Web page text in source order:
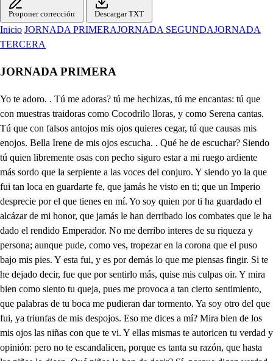
Proponer corrección Descargar TXT
Inicio JORNADA PRIMERAJORNADA SEGUNDAJORNADA
TERCERA
JORNADA PRIMERA
Yo te adoro. . Tú me adoras? tú me hechizas, tú me encantas: tú que con muestras traidoras como Cocodrilo lloras, y como Serena cantas. Tú que con falsos antojos mis ojos quieres cegar, tú que causas mis enojos. Bella Irene de mis ojos escucha. . Qué he de escuchar? Siendo tú quien libremente osas con pecho siguro estar a mi ruego ardiente más sordo que la serpiente a las voces del conjuro. Y siendo yo la que fui tan loca en guardarte fe, que jamás he visto en ti; que un Imperio desprecie por el que tienes en mí. Yo soy quien por ti ha guardado el alcázar de mi honor, que jamás le han derribado los combates que le ha dado el rendido Emperador. No me derribo interes de su riqueza y persona; aunque pude, como ves, tropezar en la corona que el puso bajo mis pies. Y esta fui, y es por demás lo que me piensas fingir. Si te he dejado decir, fue que por sentirlo más, quise mis culpas oir. Y mira bien como siento tu queja, pues me provoca a tan cierto sentimiento, que palabras de tu boca me pudieran dar tormento. Ya soy otro del que fui, ya triunfas de mis despojos. Eso me dices a mí? Mira bien de los mis ojos las niñas con que te vi. Y ellas mismas te autoricen tu verdad y opinión: pero no te escandalicen, porque es tanta su razón, que hasta las niñas lo dicen, Qué niñas lo han de decir? Sí, porque digan verdad. Ay como sabes fingir: Pon duda en mi voluntad, si quieres verme morir. Creerme puedes. . Podré, por el extremo en que vengo que pues el creer es fe? yo que más que todas tengo; mas que todos creere. Al fin te creo; movida del fuego que me deshace. Pues muéstrate agradecida, y al amor que ahora nace, dale en tu pecho acogida. Que si quieres ver crecido este amor que satisfecho tiene tu pecho rendido, es bien que le des el pecho, a un amor recien nacido. Soy muy contenta, que fío que yo le daré valor. De ti lo fío. . Y yo fío, que será firme tu amor, si yo en mi pecho le crío. Criale, pero ha de ser tan secreto y de tal suerte que nadie lo pueda ver: porque no me de la muerte el que lo desea ser. Que es amante y es esquivo: y guardarme bien querría pues soy por tu causa vivo, no la vida que tenía, mas la que ahora recibo. Finge con el de manera que le engañes. . No sabre: porque si fingir supiera, cuando fue falsa tu fe, que te aborrecí fingiera. Bien sabrás. . De tus intentos podré ensayada saber. Mal pagas mis pensamientos. No es maestro de querer el que ensaya fingimientos. Pero ya yo estoy rendida, que por tu bien lo he de hacer: que para ser yo fingida, por fuerza fue menester que tu arriscases la vida. Dios te guarde. . Ya te vas? Por no ser vista me voy. Cuándo a verme volverás? Presto. . Adiós. . Tu alma soy. Vete, y no vuelvas jamás. Que tu presencia maldigo, pagaré con gusto nuevo quedando a solas conmigo a Rosaura, que le debo todo cuanto hable contigo. Ay mi Rosaura, cuan mal me pagas el mucho amor, y el ser por serte leal, a todo el mundo traidor. Mauricio. . Señor. . Es tal Lo que vengo a padecer, que hoy pierdo todo mi bien. Que tu bien has de perder? Hoy con perder mi mujer, pierdo mi estado también. Hoy seré desposeido de este imperio que he gozado por ser de Irene marido, hoy de un hijo que he engendrado tengo de ser preferido. Hoy Mauricio mío tienes de ver postrar mi persona, hoy usurpando mis bienes verás quitar la corona de mis ya caducas sienes. Cese señor tu cuidado: no es tu hijo? que estas triste? Hoy abatiendo mi estado de la gloria en que me viste tienes de verme privado. Hoy este cierzo prolijo de mi edad fenece. . Mira que es tu hijo. . No corrijo por eso el mal, que la ira crece más por ser mi hijo. Y a sí con rabia cruel crece el coraje profundo, pues el con obras de infiel al que le puso en el mundo, le quita el imperio de él. El trastornando la rueda atropella mi persona: él me vence, pues me queda en su mano mi corona: él me mata, pues me hereda. Y pues muero, con razón mi corazón aborrece el nombre suyo. . O casión oportuna se me; ofrece para entablar mi traición. Quiero incitarle: tuviera ese tormento prolijo un remedio, si no fuera. Que si no fuera? . Tu hijo. Qué remedio? . Que muriera. Qué importa que muera? . Advierte que es tu sangre . No me alteres, dale a mi cuenta la muerte. Vertere su sangre? . Vierte. Harelo, pues tú lo quieres. Que en procurar tu accidente haré como el cirujano que la roja sangre ardiente saca del cuerpo mal sano con voluntad del doliente. Morira sin duda. . Entiende que de ti mi reino empieza, dale muerte a quien me ofende, corta amigo la cabeza que mi corona pretende. Con este brazo robusto como víctima reciente, sacrificare aunque injusto ese cordero inocente al ídolo de tu gusto. Aunque culpado es también. Di en lo que esta? . En querer bien a Irene. . Qués lo que siento? a Irene. . En todo le miento. Sí. . Cuán grande es mi desdén: Tú le has visto? . A mi pesar vídelo bien claramente, por eso en este lugar su traición quise contar, que en favor te es al presente. Porque viendo su traición, tendrá la tuya en los cielos menos culpa y más razón: y será ambición y celos lo que solo fue ambición. Pues amigo León muera, que yo por su nombre entiendo que en su tierna edad primera su fiereza conociendo le dieron nombre de fiera. Y aunque tu valor y brío le de muerte en esta guerra, no entierre su cuerpo frío: porque aún palmo de tierra no tenga en el reino mío. No le fies de esa suerte a las aguas arrojando su cuerpo robusto y fuerte, porque el agua murmurando no murmure de su muerte. Ni por hacerme amistad, su cuerpo pienses arder en fuego de enemistad; porque no vuelve a nacer otro fénix de maldad. Antes viendo a lo que viene, que lo esparzas por el viento hecho piezas me conviene: para que cada elemento cobre de él lo que del tiene. Vencer con maña sus manas del fiero Nerón espero escurecer las hazanas; con dar a este hijo fiero sepultura en mis entrañas. Tendrá con esto el cruel más honra quel me procura: pues le doy aunque es infiel de mármol la sepultura, pues yo lo soy para el. Que como lo quiero ver honrado en la muerte solo, un sepulcro le he de hacer más rico quel mauseolo porque yo lo pienso ser. Qué a Irene adorando esta? Y temo que ella le quiere con tan grande extremo ya, que si el príncipe no muere, nunca Irene te querra. Muera el falso. . Aunque te llame todo el Imperio tirano, su sangre es bien que derrame tu valor. . Con esta mano daré la muerte al infame. Mas vamos, que ya es razón darle el ceptro, y esperemos para su muerte ocasión. Vamos, que ocasión tendremos: que al mal no falta ocasión. No me merezco llamar hijo del Águila Griega, pues tu sol puedo mirar. Antes sí, pues no te ciega: que así se suele provar. Pues hijo de Águila es aquel que con vista clara mira el sol que alumbrar ves Sí, mas el sol de tu cara se ha de provar al reves. Que quien viendo tu belleza, al momento no ha cegado, no es Águila que ha volado a contemplar tu grandeza. De cuenta me has alcanzado. Tuya soy. . Rosaura mía. Mi bien. . Mi gloria. . Mi velo, Mi regalo. . Mi alegría. Tu presencia es el consuelo que consultarme podría. Pues si son, porque a amor plugo, tus consuelos mis despojos cómo duran tus enojos? si soy Sol, como no enjugo las lágrimas de tus ojos? El pesar viene medido Con el bien que te ha faltado, mira lo que haurás sentido, que harto es lo que has llorado, pues una madre has perdido. El pesar que yo sentí, tú le haurás sabido ya: que mi cuerpo llora en mí, y mi alma llora en ti, pues que dentro el pecho esta. Mira si mi desconsuelo merece ser preferido al mayor pesar del suelo, pues que llorar ha podido un alma que está en tu cielo. Mas ya con licencia tuya me consuelo. . Oh ciego dios con glorias suyas destruya tu pesar ques de los dos, pues tú eres mío, yo tuya. Príncipe. . Irene. . No ves que te esperan para dar la corona que después con tu gusto ha de llevar tu Rosaura entre los pies? Mira que salen. . Ve luego. Por no dejarte de ver dejare el imperio Griego. Yo lo ruego y ha de ser. Ire por cumplir tu ruego. Ire donde amor me lleve, pues voy a comprar la herencia que de razón se me debe, con el precio de esta ausencia que es tan largay es tan breve. Y pues me voy por honrarte, deberán a mi persona la corona en cualquier parte: que bien merece corona el martirio de dejarte. ̱. Dios te guarde. . Gran fineza. ̱. Qué te parece? . Confieso ques extraña su firmeza, y que le tienes bien preso con la red de tu belleza. ̱. Si yo reino hermosa prima, en privanza y en poder has tú de tener la prima. I. Espera, podrás saber lo que el príncipete estima. Nadie en quererte me iguala, mas espera, podrás ver a León con cuanta gala a tus ojos vuelve a ser coronado en esta sala. Puede haber corona igual? que me desmaya por puntos el placer. . No muestres tal, esfuerza prima. . Mas juntos están mi bien y mi mal. Amado pueblo que con brío ardiente honraste con vencer a las naciones que ahora humillan la soberbia frente: Yo soy quien en las arduas ocasiones sin temer los peligros el primero rompí por los contrarios escuadrones Yo soy quien puse con mi nom- brefiero. tanto temor al Scita y Bracamano, que allá temblaron de mi limpio acero. Yo soy quien con las rrmas en la mano amparo he sido del imperio Griego de tantas gentes perseguido en vano. Yo soy quien ha domado a sangre y fuego al famoso tirano de la Etruria; que con soberbia desprecio mi ruego. Yo soy quien oponiéndome a su furia, al Tártaro dome, que haciendo vino al cielo ofensas, y a la tierra injuria. Yo fui quien atajando su camino, fui del valiente Ungaro homicida, como dipuso su fatal destino. Yo soy quien con mi mano em- bravecida asiendo a los contrarios del cabello, los truje a punto de perder la vida. Yo soy quien con mis pies las gen tes huello que presumieron con provar la suerte mi blando jugo sacudir del cuello. Yo soy quien pudo dar con brazo fuerte imitando de Alcides la pujanza, a los tiranos del imperio muerte. Este en efecto soy, que mi alabanza la puede disculpar el regocijo que de León promete la esperanza. Y tú León valiente, que eres hijo: de la que puebla nuevamente el c